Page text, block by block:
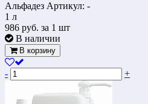
Альфадез Артикул: -
1 л
986 руб. за 1 шт
В наличии
В корзину
- +